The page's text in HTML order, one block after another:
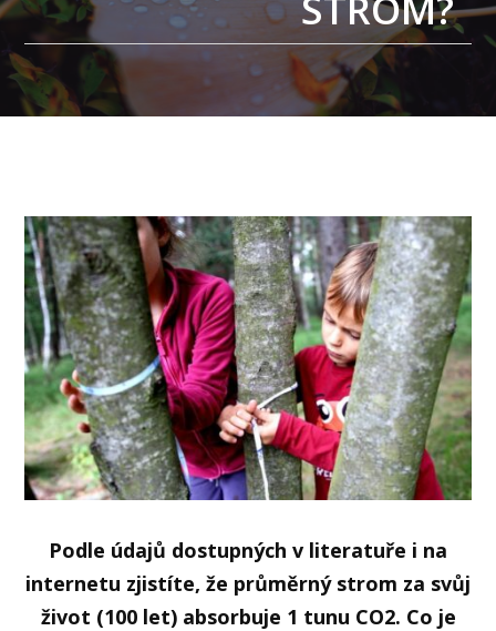
Podle údajů dostupných v literatuře i na
internetu zjistíte, že průměrný strom za svůj
život (100 let) absorbuje 1 tunu CO2. Co je